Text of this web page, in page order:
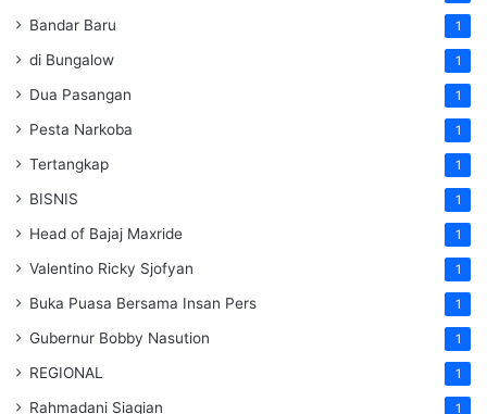
Bandar Baru 1
di Bungalow 1
Dua Pasangan 1
Pesta Narkoba 1
Tertangkap 1
BISNIS 1
Head of Bajaj Maxride 1
Valentino Ricky Sjofyan 1
Buka Puasa Bersama Insan Pers 1
Gubernur Bobby Nasution 1
REGIONAL 1
Rahmadani Siagian 1